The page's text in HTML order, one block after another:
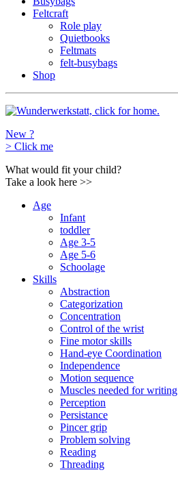
Feltcraft
Role play
Quietbooks
Feltmats
felt-busybags
Shop
New ?
> Click me
What would fit your child?
Take a look here >>
Age
Infant
toddler
Age 3-5
Age 5-6
Schoolage
Skills
Abstraction
Categorization
Concentration
Control of the wrist
Fine motor skills
Hand-eye Coordination
Independence
Motion sequence
Muscles needed for writing
Perception
Persistance
Pincer grip
Problem solving
Reading
Threading